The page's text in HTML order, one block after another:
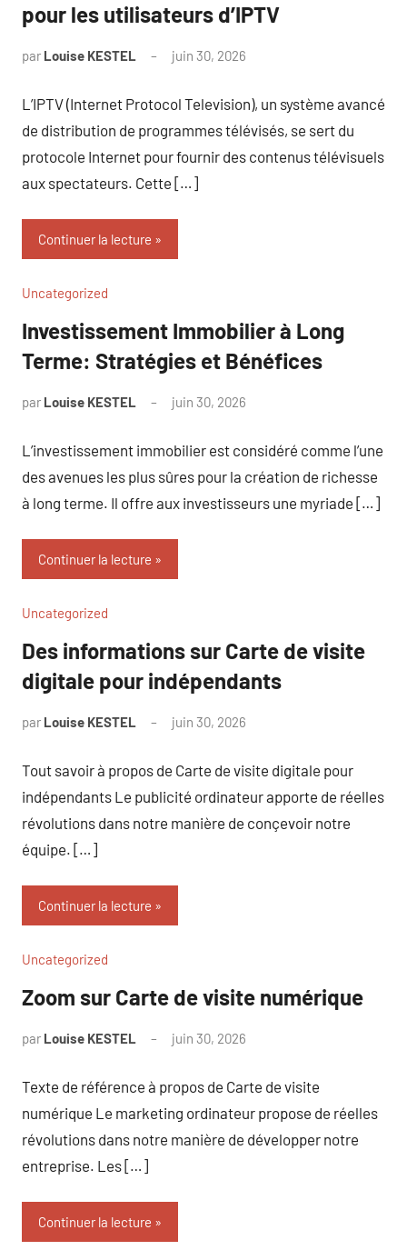
pour les utilisateurs d’IPTV
par Louise KESTEL juin 30, 2026
L’IPTV (Internet Protocol Television), un système avancé
de distribution de programmes télévisés, se sert du
protocole Internet pour fournir des contenus télévisuels
aux spectateurs. Cette […]
Continuer la lecture
Uncategorized
Investissement Immobilier à Long
Terme: Stratégies et Bénéfices
par Louise KESTEL juin 30, 2026
L’investissement immobilier est considéré comme l’une
des avenues les plus sûres pour la création de richesse
à long terme. Il offre aux investisseurs une myriade […]
Continuer la lecture
Uncategorized
Des informations sur Carte de visite
digitale pour indépendants
par Louise KESTEL juin 30, 2026
Tout savoir à propos de Carte de visite digitale pour
indépendants Le publicité ordinateur apporte de réelles
révolutions dans notre manière de conçevoir notre
équipe. […]
Continuer la lecture
Uncategorized
Zoom sur Carte de visite numérique
par Louise KESTEL juin 30, 2026
Texte de référence à propos de Carte de visite
numérique Le marketing ordinateur propose de réelles
révolutions dans notre manière de développer notre
entreprise. Les […]
Continuer la lecture